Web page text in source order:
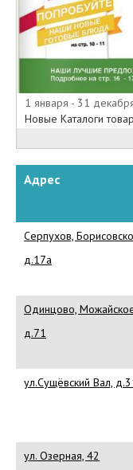
ассортимент
продукции
представлен
ассортимент
перенасыщения
Компанией
бонусов постоянным
покупателям,
проводятся акции
требуемую
все, без исключения,
по самым
1 января - 31
Новые Каталоги
Адрес
Серпухов,
д.17а
Одинцово,
д.71
ул.Сущёвский Вал,
ул. Озерная, 42